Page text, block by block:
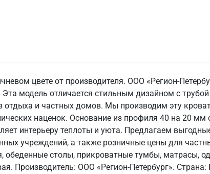
цвете от производителя. ООО «Регион-
Эта модель отличается стильным дизайном с
отдыха и частных домов. Мы производим эту
наценок. Основание из профиля 40 на 20
интерьеру теплоты и уюта. Предлагаем
учреждений, а также розничные цены для
столы, прикроватные тумбы, матрасы,
Производитель: ООО «Регион-Петербург».